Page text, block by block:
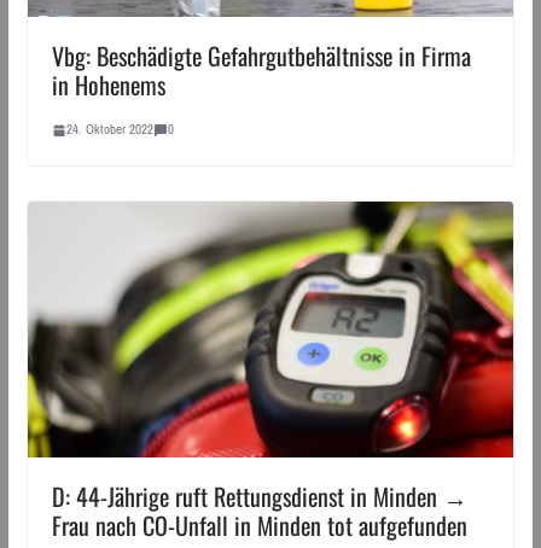
Vbg: Beschädigte Gefahrgutbehältnisse in Firma
in Hohenems
24. Oktober 2022 0
D: 44-Jährige ruft Rettungsdienst in Minden →
Frau nach CO-Unfall in Minden tot aufgefunden